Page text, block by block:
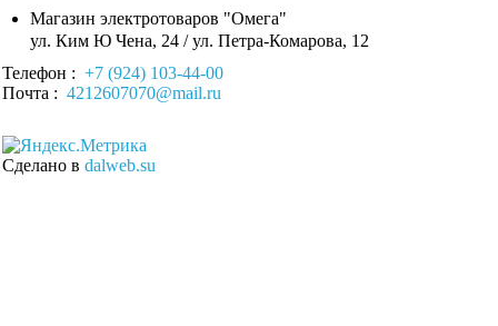
Магазин электротоваров "Омега"
ул. Ким Ю Чена, 24 / ул. Петра-Комарова, 12
Телефон : +7 (924) 103-44-00
Почта : 4212607070@mail.ru
Сделано в dalweb.su